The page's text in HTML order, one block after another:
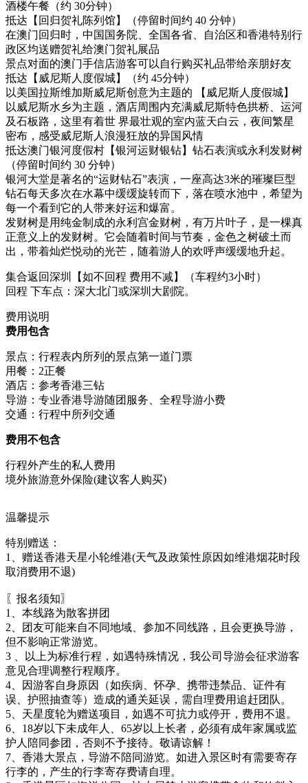
酒楼午餐（约 30分钟）
抵达【回归贺礼陈列馆】（停留时间约 40 分钟）
在澳门回归时，中国国务院、全国各省、自治区和香港特别行
政区均送赠贺礼给澳门贺礼展品
景点对面的澳门手信店游客可以自行购买礼品带给亲朋好友
抵达【威尼斯人度假城】（约 45分钟）
以美国拉斯维加斯威尼斯创意为主题的 【威尼斯人度假城】
以威尼斯水乡为主题，酒店周围内充满威尼斯特色拱桥、运河
及石板路，这里有着世 界最壮观的室内蓝天白云，夜间繁星
密布，感受威尼斯人浪漫狂放的异国风情
抵达澳门银河度假村【银河运财银钻】钻石表演或永利发财树
（停留时间约 30 分钟）
银河大堂是著名的“运财钻石”表演，一座高达3米的璀璨巨型
钻石每天多次在水幕中缓缓旋转而下，落在喷水池中，希望为
每一个看到它的人带来好运和爆富。
发财树是用纯金制成的永利宫金财树，有万片叶子，是一棵真
正意义上的发财树。它会随着时间与节奏，金色之树破土而
出，带着灿烂悦动的光芒，随着游人的欢呼声缓缓地升起。
集合返回深圳【如不回程 费用不减】（车程约3小时）
回程 下车点：深大北门或深圳大剧院。
费用说明
费用包含
景点：行程表内所列的景点第一道门票
用餐：2正餐
酒店：参考香港三钻
导游：专业香港导游随团服务、全程导游小费
交通：行程中所列交通
费用不包含
行程外产生的私人费用
境外旅游意外保险(建议客人购买)
温馨提示
特别赠送：
1、赠送香港天星小轮维港(天气及政策性原因如维港烟花时段
取消费用不退)
〖报名须知〗
1、本线路为散客拼团
2、团友可能来自不同地域、参加不同线路，且会更换导游，
但不影响正常游览。
3 、以上为标准行程，如遇特殊情况，我公司导游会征求游客
意见合理调整行程顺序。
4、因游客自身原因（如疾病、怀孕、携带违禁品、证件有
误、护照抽查等）造成的通关延误，需自理费用追赶团队。
5、天星度轮为赠送项目，如遇不可抗力或停开，费用不退。
6、18岁以下未成年人、65岁以上长者，必须有成年家属或监
护人陪同参团，否则不予接待。敬请谅解！
7、香港大景点，导游不陪同游览。如进入景区时有需要寄存
行李的，产生的行李寄存费请自理。